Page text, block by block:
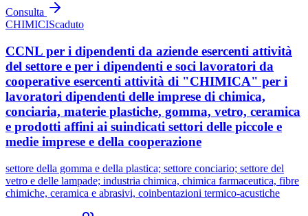
Consulta
CHIMICIScaduto
CCNL per i dipendenti da aziende esercenti attività
del settore e per i dipendenti e soci lavoratori da
cooperative esercenti attività di "CHIMICA" per i
lavoratori dipendenti delle imprese di chimica,
conciaria, materie plastiche, gomma, vetro, ceramica
e prodotti affini ai suindicati settori delle piccole e
medie imprese e della cooperazione
settore della gomma e della plastica; settore conciario; settore del
vetro e delle lampade; industria chimica, chimica farmaceutica, fibre
chimiche, ceramica e abrasivi, coinbentazioni termico-acustiche